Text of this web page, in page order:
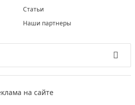
Статьи
Наши партнеры
на сайте